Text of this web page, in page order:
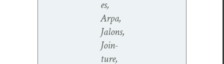
es,
Arpa,
Jalons,
Join­
ture,